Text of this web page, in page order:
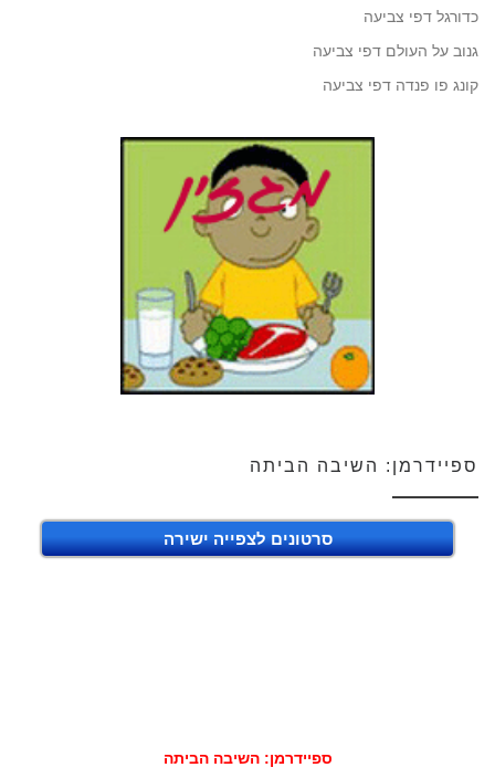
כדורגל דפי צביעה
גנוב על העולם דפי צביעה
קונג פו פנדה דפי צביעה
ספיידרמן: השיבה הביתה
סרטונים לצפייה ישירה
ספיידרמן: השיבה הביתה